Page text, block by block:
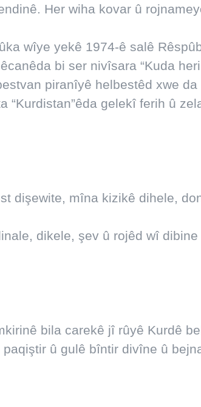
Her wiha kovar û
wîye yekê 1974-ê salê
bi ser nivîsara “Kuda
piranîyê helbestêd xwe
gelekî ferih û
dişewite, mîna kizikê dihele,
dikele, şev û rojêd wî
bila carekê jî rûyê Kurdê
û gulê bîntir divîne û